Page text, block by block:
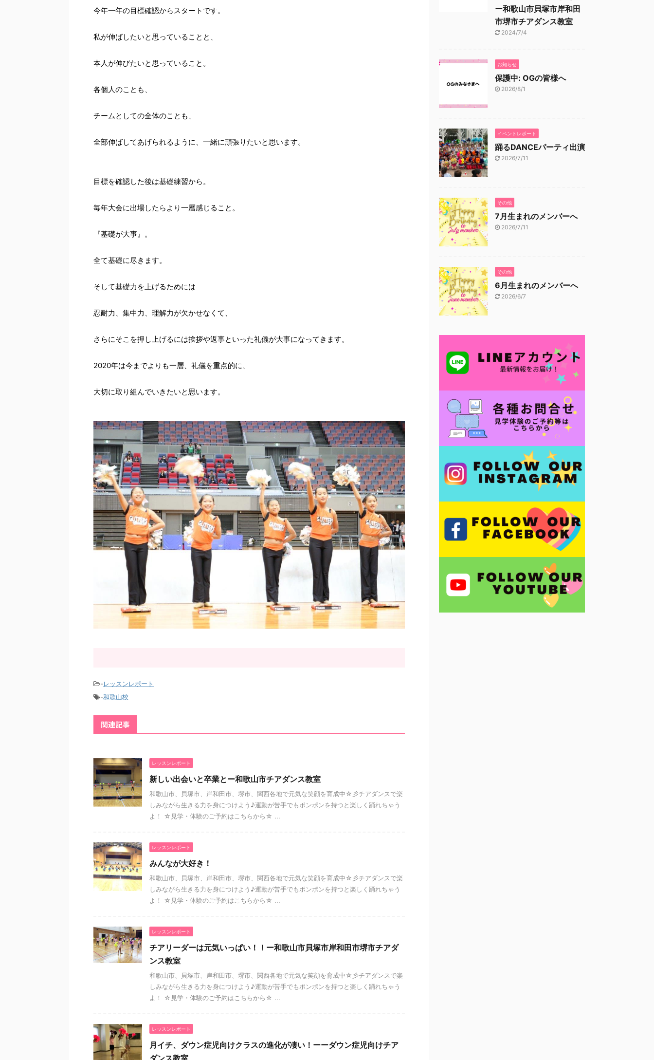
今年一年の目標確認からスタートです。
私が伸ばしたいと思っていることと、
本人が伸びたいと思っていること。
各個人のことも、
チームとしての全体のことも、
全部伸ばしてあげられるように、一緒に頑張りたいと思います。
目標を確認した後は基礎練習から。
毎年大会に出場したらより一層感じること。
『基礎が大事』。
全て基礎に尽きます。
そして基礎力を上げるためには
忍耐力、集中力、理解力が欠かせなくて、
さらにそこを押し上げるには挨拶や返事といった礼儀が大事になってきます。
2020年は今までよりも一層、礼儀を重点的に、
大切に取り組んでいきたいと思います。
-レッスンレポート
-和歌山校
関連記事
レッスンレポート
新しい出会いと卒業とー和歌山市チアダンス教室
和歌山市、貝塚市、岸和田市、堺市、関西各地で元気な笑顔を育成中☆彡チアダンスで楽
しみながら生きる力を身につけよう♪運動が苦手でもポンポンを持つと楽しく踊れちゃう
よ！ ☆見学・体験のご予約はこちらから☆ ...
レッスンレポート
みんなが大好き！
和歌山市、貝塚市、岸和田市、堺市、関西各地で元気な笑顔を育成中☆彡チアダンスで楽
しみながら生きる力を身につけよう♪運動が苦手でもポンポンを持つと楽しく踊れちゃう
よ！ ☆見学・体験のご予約はこちらから☆ ...
レッスンレポート
チアリーダーは元気いっぱい！！ー和歌山市貝塚市岸和田市堺市チアダ
ンス教室
和歌山市、貝塚市、岸和田市、堺市、関西各地で元気な笑顔を育成中☆彡チアダンスで楽
しみながら生きる力を身につけよう♪運動が苦手でもポンポンを持つと楽しく踊れちゃう
よ！ ☆見学・体験のご予約はこちらから☆ ...
レッスンレポート
月イチ、ダウン症児向けクラスの進化が凄い！ーーダウン症児向けチア
ー和歌山市貝塚市岸和田
市堺市チアダンス教室
2024/7/4
お知らせ
保護中: OGの皆様へ
2026/8/1
イベントレポート
踊るDANCEパーティ出演
2026/7/11
その他
7月生まれのメンバーへ
2026/7/11
その他
6月生まれのメンバーへ
2026/6/7